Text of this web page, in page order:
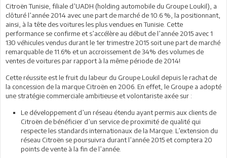
Citroën Tunisie, filiale d’UADH (holding automobile du Groupe Loukil), a
clôturé l’année 2014 avec une part de marché de 10.6 %, la positionnant,
ainsi, à la tête des voitures les plus vendues en Tunisie. Cette
performance se confirme et s’accélère au début de l’année 2015 avec 1
130 véhicules vendus durant le 1er trimestre 2015 soit une part de marché
remarquable de 11.6% et un accroissement de 34% des volumes de
ventes de voitures par rapport à la même période de 2014!
Cette réussite est le fruit du labeur du Groupe Loukil depuis le rachat de
la concession de la marque Citroën en 2006. En effet, le Groupe a adopté
une stratégie commerciale ambitieuse et volontariste axée sur :
Le développement d’un réseau étendu ayant permis aux clients de
Citroën de bénéficier d’un service de proximité de qualité qui
respecte les standards internationaux de la Marque. L’extension du
réseau Citroën se poursuivra durant l’année 2015 et comptera 20
points de vente à la fin de l’année.